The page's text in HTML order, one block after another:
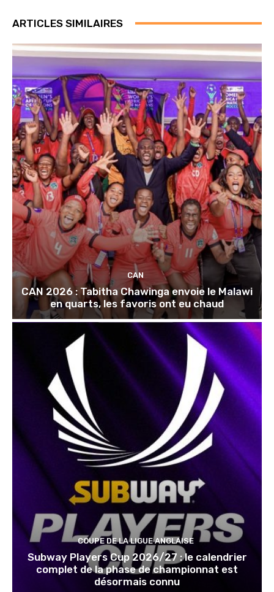
ARTICLES SIMILAIRES
CAN
CAN 2026 : Tabitha Chawinga envoie le Malawi
en quarts, les favoris ont eu chaud
COUPE DE LA LIGUE ANGLAISE
Subway Players Cup 2026/27 : le calendrier
complet de la phase de championnat est
désormais connu